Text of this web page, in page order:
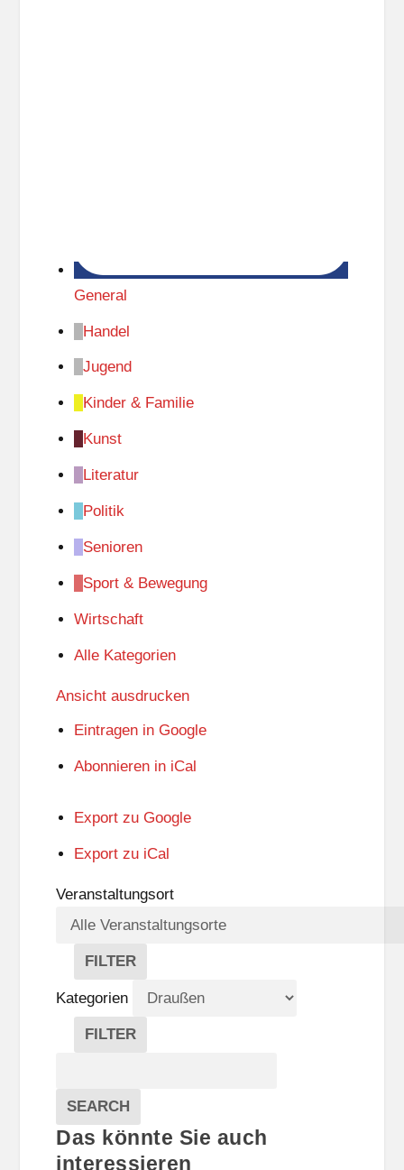
General
Handel
Jugend
Kinder & Familie
Kunst
Literatur
Politik
Senioren
Sport & Bewegung
Wirtschaft
Alle Kategorien
Ansicht ausdrucken
Eintragen in Google
Abonnieren in iCal
Export zu Google
Export zu iCal
Veranstaltungsort
FILTER
V
E
R
A
A
L
T
U
Kategorien
FILTER
E
G
O
R
Veranstaltungen
SEARCH
Das könnte Sie auch
interessieren